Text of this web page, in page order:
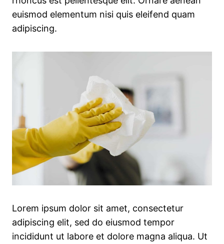
euismod elementum nisi quis eleifend quam
adipiscing.
Lorem ipsum dolor sit amet, consectetur
adipiscing elit, sed do eiusmod tempor
incididunt ut labore et dolore magna aliqua. Ut